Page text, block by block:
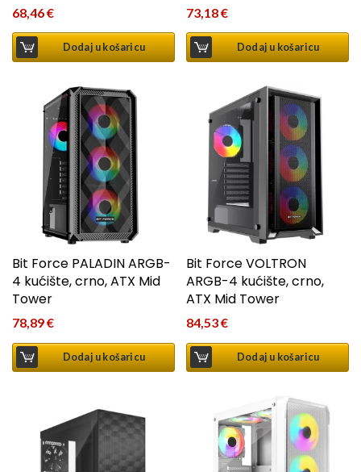
68,46€
Dodaj u košaricu
73,18€
Dodaj u košaricu
Bit Force PALADIN ARGB-
4 kućište, crno, ATX Mid
Tower
78,89€
Dodaj u košaricu
Bit Force VOLTRON
ARGB-4 kućište, crno,
ATX Mid Tower
84,53€
Dodaj u košaricu